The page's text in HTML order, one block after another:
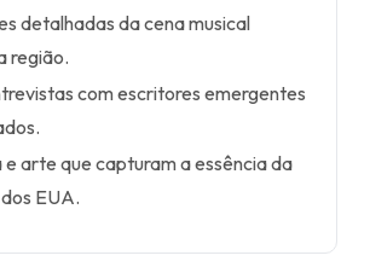
detalhadas da cena musical
região.
com escritores emergentes
arte que capturam a essência da
EUA.